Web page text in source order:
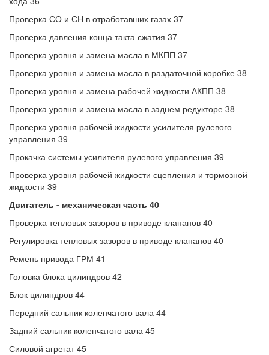
Проверка СО и СН в отработавших газах 37
Проверка давления конца такта сжатия 37
Проверка уровня и замена масла в МКПП 37
Проверка уровня и замена масла в раздаточной коробке 38
Проверка уровня и замена рабочей жидкости АКПП 38
Проверка уровня и замена масла в заднем редукторе 38
Проверка уровня рабочей жидкости усилителя рулевого
управления 39
Прокачка системы усилителя рулевого управления 39
Проверка уровня рабочей жидкости сцепления и тормозной
жидкости 39
Двигатель - механическая часть 40
Проверка тепловых зазоров в приводе клапанов 40
Регулировка тепловых зазоров в приводе клапанов 40
Ремень привода ГРМ 41
Головка блока цилиндров 42
Блок цилиндров 44
Передний сальник коленчатого вала 44
Задний сальник коленчатого вала 45
Силовой агрегат 45